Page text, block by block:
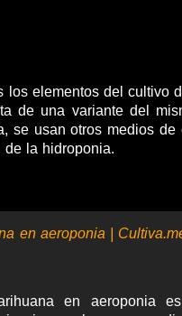
los elementos del cultivo
de una variante del
se usan otros medios
de la hidroponia.
en aeroponia |
en aeroponia